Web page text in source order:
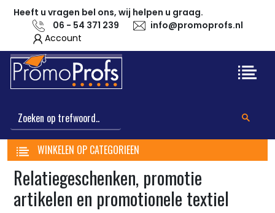
Heeft u vragen bel ons, wij helpen u graag.
06 - 54 371 239
info@promoprofs.nl
Account
WINKELEN OP CATEGORIEEN
Relatiegeschenken, promotie
artikelen en promotionele textiel